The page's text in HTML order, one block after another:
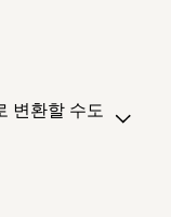
변환할 수도